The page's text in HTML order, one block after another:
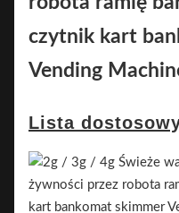
Lista